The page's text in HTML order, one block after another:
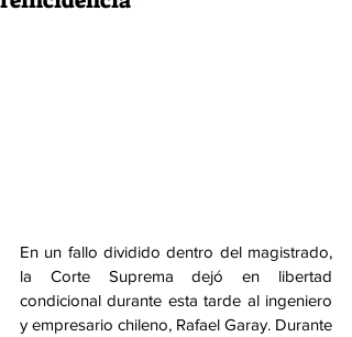
En un fallo dividido dentro del magistrado,
la Corte Suprema dejó en libertad
condicional durante esta tarde al ingeniero
y empresario chileno, Rafael Garay. Durante